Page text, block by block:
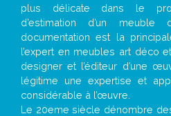
plus délicate dans le
d’estimation d’un
documentation est la
l’expert en meubles art déco
designer et l’éditeur d’une
légitime une expertise et
considérable à l’œuvre.
Le 20eme siècle dénombre